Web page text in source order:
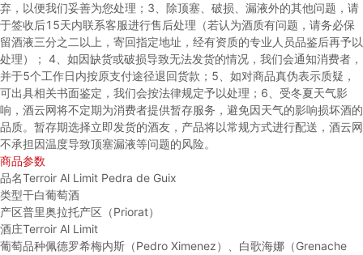
弃，以便我们妥善为您处理； 3、除顶塞、破损、漏液外的其他问题，请
于签收后15天内联系客服进行售后处理（若认为酒质有问题，请务必保
留酒液三分之二以上，寄回指定地址，经有资质的专业人员品鉴后再予以
处理）； 4、如因缺货或破损导致无法发货的情况，我们会通知消费者，
并于5个工作日内按原支付途径退回货款； 5、如对商品真伪表示质疑，
可出具相关书面鉴定，我们会按法律规定予以处理； 6、受冬夏天气影
响，酒云网将不定期为消费者提供暂存服务，避免因天气的影响损坏酒的
品质。暂存期选择立即发货的酒友，产品将以常规方式进行配送，酒云网
不承担因温度导致顶塞漏液等问题的风险。
商品参数
品名Terroir Al Limit Pedra de Guix
类型干白葡萄酒
产区普里奥拉托产区（Priorat）
酒庄Terroir Al Limit
葡萄品种佩德罗希梅内斯（Pedro Ximenez）、白歌海娜（Grenache